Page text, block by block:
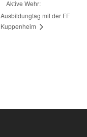
Aktive Wehr:
Ausbildungtag mit der FF
Kuppenheim